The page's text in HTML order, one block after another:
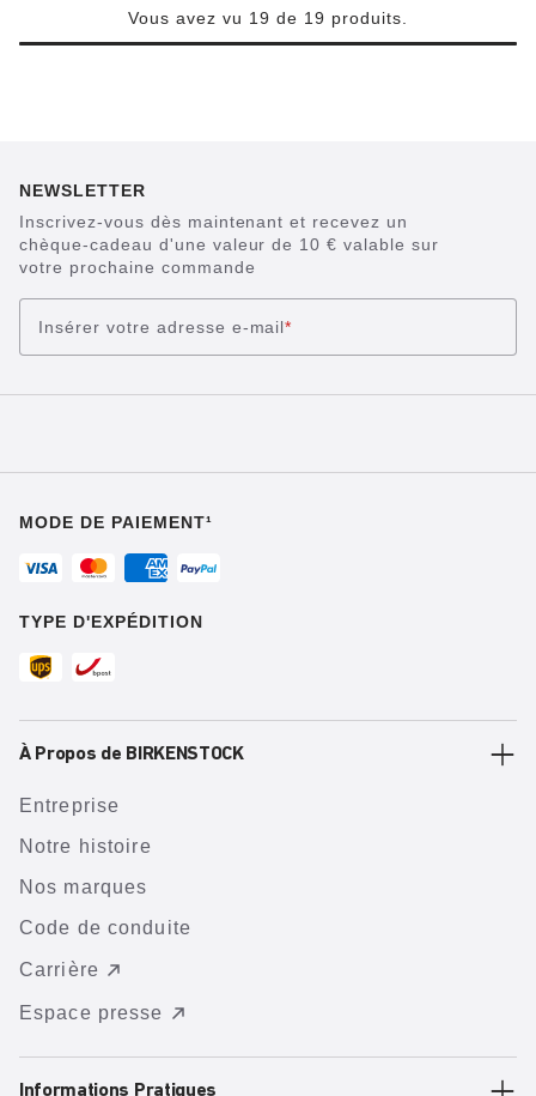
Vous avez vu 19 de 19 produits.
NEWSLETTER
Inscrivez-vous dès maintenant et recevez un
chèque-cadeau d'une valeur de 10 € valable sur
votre prochaine commande
Insérer votre adresse e-mail*
MODE DE PAIEMENT¹
TYPE D'EXPÉDITION
À Propos de BIRKENSTOCK
Entreprise
Notre histoire
Nos marques
Code de conduite
Carrière
Espace presse
Informations Pratiques